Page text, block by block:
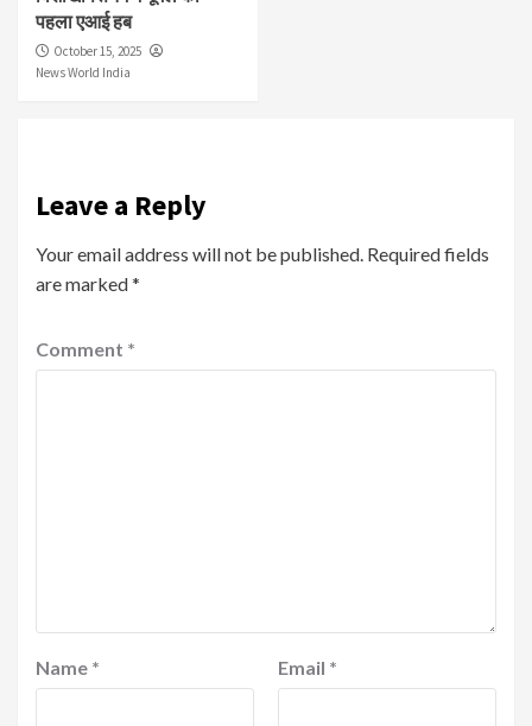
पहला एआई हब
October 15, 2025
News World India
Leave a Reply
Your email address will not be published. Required fields
are marked*
Comment *
Name * Email *